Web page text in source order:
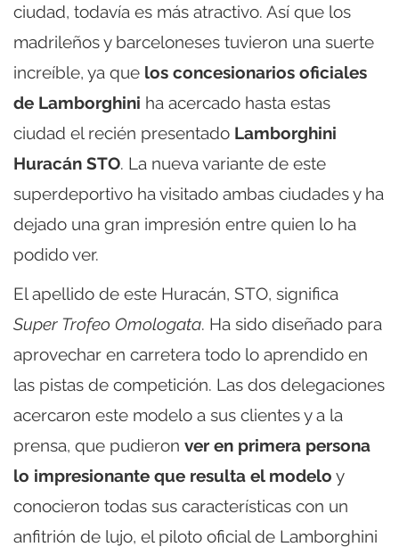
ciudad, todavía es más atractivo. Así que los
madrileños y barceloneses tuvieron una suerte
increíble, ya que los concesionarios oficiales
de Lamborghini ha acercado hasta estas
ciudad el recién presentado Lamborghini
Huracán STO. La nueva variante de este
superdeportivo ha visitado ambas ciudades y ha
dejado una gran impresión entre quien lo ha
podido ver.
El apellido de este Huracán, STO, significa
Super Trofeo Omologata. Ha sido diseñado para
aprovechar en carretera todo lo aprendido en
las pistas de competición. Las dos delegaciones
acercaron este modelo a sus clientes y a la
prensa, que pudieron ver en primera persona
lo impresionante que resulta el modelo y
conocieron todas sus características con un
anfitrión de lujo, el piloto oficial de Lamborghini